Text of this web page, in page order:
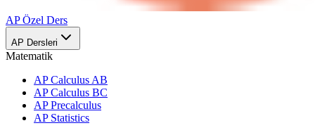
AP Özel Ders
AP Dersleri
Matematik
AP Calculus AB
AP Calculus BC
AP Precalculus
AP Statistics